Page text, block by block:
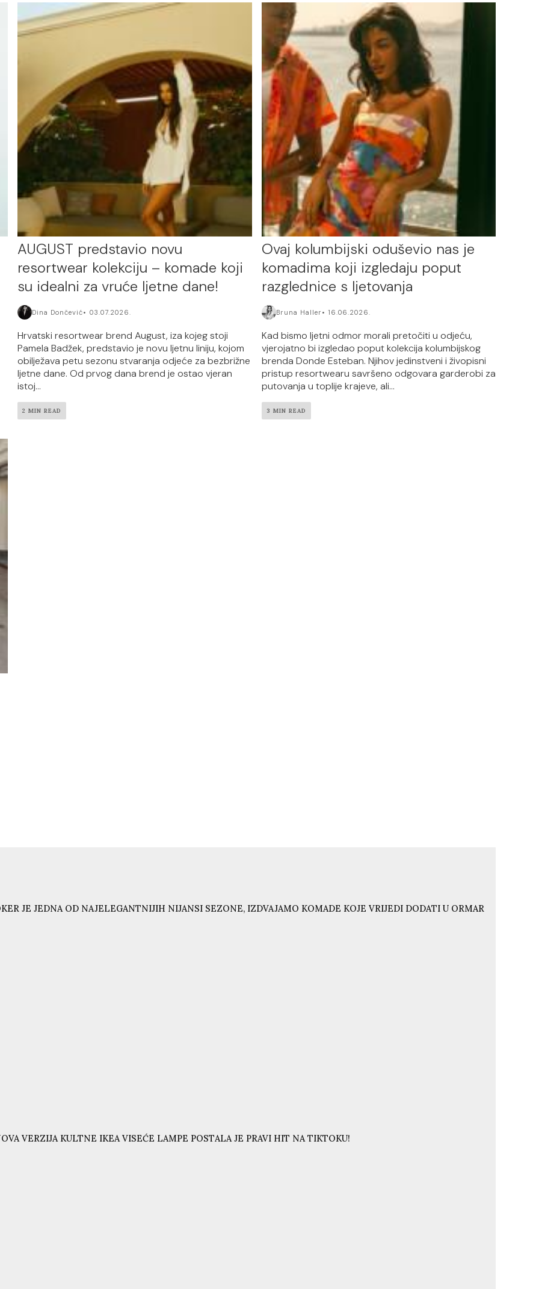
AUGUST predstavio novu
resortwear kolekciju – komade koji
su idealni za vruće ljetne dane!
Dina Dončević 03.07.2026.
Hrvatski resortwear brend August, iza kojeg stoji
Pamela Badžek, predstavio je novu ljetnu liniju, kojom
obilježava petu sezonu stvaranja odjeće za bezbrižne
ljetne dane. Od prvog dana brend je ostao vjeran
istoj...
2 MIN READ
Ovaj kolumbijski oduševio nas je
komadima koji izgledaju poput
razglednice s ljetovanja
Bruna Haller 16.06.2026.
Kad bismo ljetni odmor morali pretočiti u odjeću,
vjerojatno bi izgledao poput kolekcija kolumbijskog
brenda Donde Esteban. Njihov jedinstveni i živopisni
pristup resortwearu savršeno odgovara garderobi za
putovanja u toplije krajeve, ali...
3 MIN READ
JE JEDNA OD NAJELEGANTNIJIH NIJANSI SEZONE, IZDVAJAMO KOMADE KOJE VRIJEDI DODATI U ORMAR
VERZIJA KULTNE IKEA VISEĆE LAMPE POSTALA JE PRAVI HIT NA TIKTOKU!